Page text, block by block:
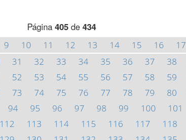
Página 405de 434
9 10 11 12 13 14 15 16 17
31 32 33 34 35 36 37 38
52 53 54 55 56 57 58 59
73 74 75 76 77 78 79 80
94 95 96 97 98 99 100 101
112 113 114 115 116 117 118